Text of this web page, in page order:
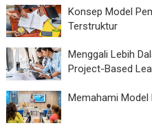
Konsep Model
Terstruktur
Menggali Lebih
Project-Based
Memahami Model